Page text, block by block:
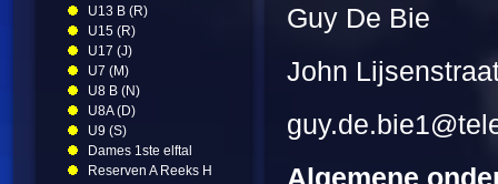
U13 B (R)
U15 (R)
U17 (J)
U7 (M)
U8 B (N)
U8A (D)
U9 (S)
Dames 1ste elftal
Reserven A Reeks H
Guy De Bie
John
Algemene